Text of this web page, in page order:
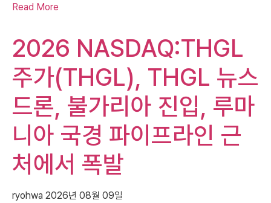
Read More
2026 NASDAQ:THGL
주가(THGL), THGL 뉴스
드론, 불가리아 진입, 루마
니아 국경 파이프라인 근
처에서 폭발
ryohwa 2026년 08월 09일